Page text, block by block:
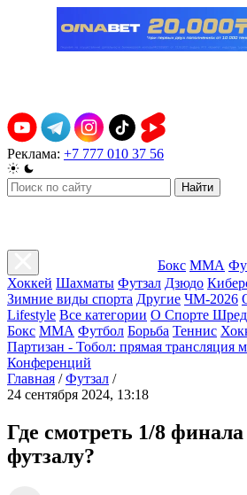
Реклама: +7 777 010 37 56
Найти
Бокс ММА
Хоккей Шахматы Футзал Дзюдо
Зимние виды спорта Другие ЧМ-2026
Lifestyle Все категории О Спорте
Бокс ММА Футбол Борьба Теннис
Партизан - Тобол: прямая трансляция
Конференций
Главная / Футзал /
24 сентября 2024, 13:18
Где смотреть 1/8
футзалу?